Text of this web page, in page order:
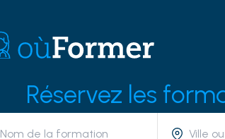
Réservez les